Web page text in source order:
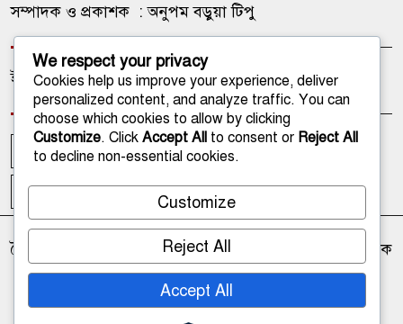
সম্পাদক ও প্রকাশক : অনুপম বড়ুয়া টিপু
ইমেইল: onlinetathagata@gmail.com
আপলোডকারী আমাদের কথা আমাদের পরিবার
ফটোগ্যালারী ভিডিও গ্যালারী
দৈনন্দিন বৌদ্ধিক জীবন চর্চা ও সমসাময়িক বিষয়বস্তু ভিত্তিক এক
অনন্য অনলাইন নিউজ পোর্টাল
Theme Developed BY ThemesBazar.Com
We respect your privacy
Cookies help us improve your experience, deliver
personalized content, and analyze traffic. You can
choose which cookies to allow by clicking
Customize. Click Accept All to consent or Reject All
to decline non-essential cookies.
Customize
Reject All
Accept All